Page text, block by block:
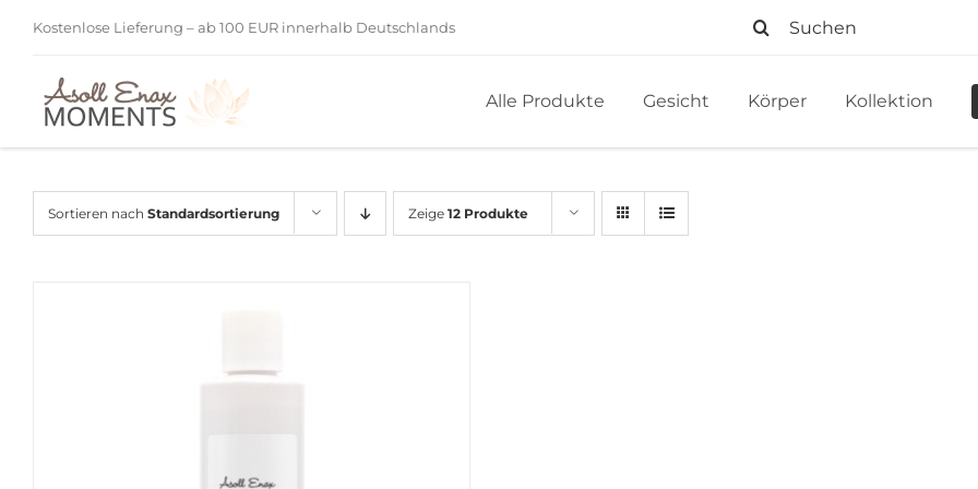
springen
Kostenlose Lieferung – ab 100 EUR innerhalb Deutschlands
nach:
Alle Produkte Gesicht Körper Kollektion
Sortieren nach Standardsortierung Zeige 12 Produkte